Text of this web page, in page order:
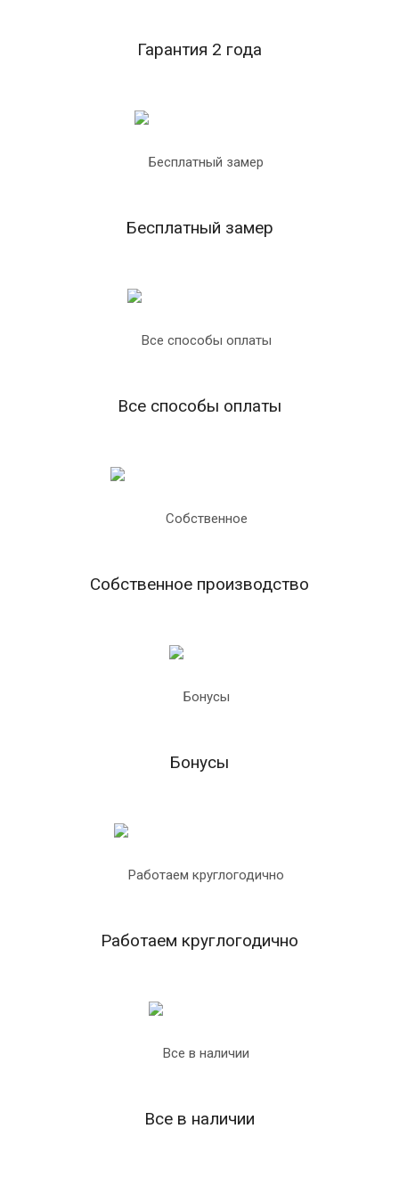
Гарантия 2 года
Бесплатный замер
Все способы оплаты
Собственное производство
Бонусы
Работаем круглогодично
Все в наличии